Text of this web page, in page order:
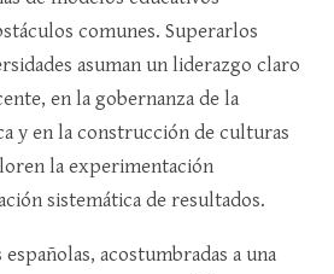
comunes. Superarlos
asuman un liderazgo claro
en la gobernanza de la
y en la construcción de culturas
la experimentación
sistemática de resultados.​
acostumbradas a una